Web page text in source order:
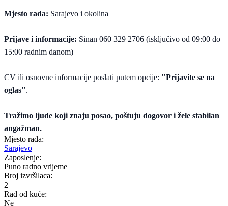
Mjesto rada: Sarajevo i okolina
Prijave i informacije: Sinan 060 329 2706 (isključivo od 09:00 do
15:00 radnim danom)
CV ili osnovne informacije poslati putem opcije: "Prijavite se na
oglas".
Tražimo ljude koji znaju posao, poštuju dogovor i žele stabilan
angažman.
Mjesto rada:
Sarajevo
Zaposlenje:
Puno radno vrijeme
Broj izvršilaca:
2
Rad od kuće:
Ne